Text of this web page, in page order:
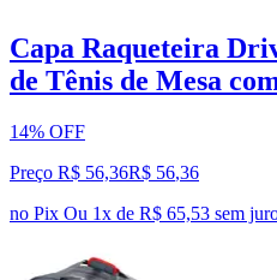
Capa Raqueteira
de Tênis de Mesa
14% OFF
Preço R$ 56,36R$ 56,36
no Pix Ou 1x de R$ 65,53 sem